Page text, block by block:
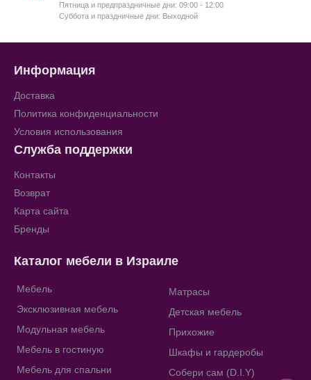
Пятница и предпраздничные дни: 09:00 - 12:00
Суббота и праздничные дни: Выходной
Информация
Доставка
Политика конфиденциальности
Условия использования
Служба поддержки
Контакты
Возврат
Карта сайта
Бренды
Каталог мебели в Израиле
Мебель
Эксклюзивная мебель
Модульная мебель
Мебель в гостиную
Мебель для спальни
Матрасы
Детская мебель
Прихожие
Шкафы и гардеробы
Собери сам (D.I.Y)